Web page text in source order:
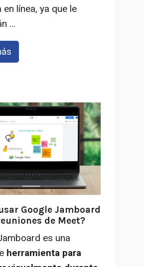
en línea, ya que le
...
Google Jamboard
de Meet?
es una
herramienta para